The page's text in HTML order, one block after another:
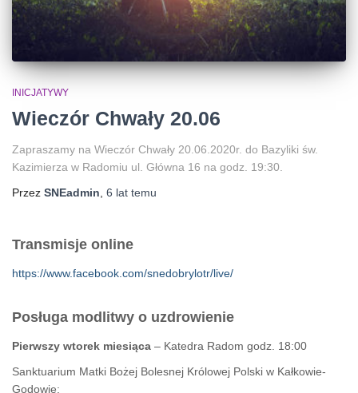
INICJATYWY
Wieczór Chwały 20.06
Zapraszamy na Wieczór Chwały 20.06.2020r. do Bazyliki św.
Kazimierza w Radomiu ul. Główna 16 na godz. 19:30.
Przez SNEadmin 6 lat temu
Transmisje online
https://www.facebook.com/snedobrylotr/live/
Posługa modlitwy o uzdrowienie
Pierwszy wtorek miesiąca – Katedra Radom godz. 18:00
Sanktuarium Matki Bożej Bolesnej Królowej Polski w Kałkowie-
Godowie: